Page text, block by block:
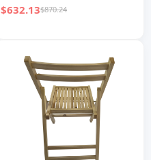
$632.13$870.24